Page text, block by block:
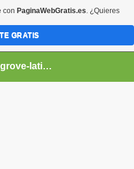
mirandacosgrove-latino
con PaginaWebGratis.es. ¿Quieres
GRATIS